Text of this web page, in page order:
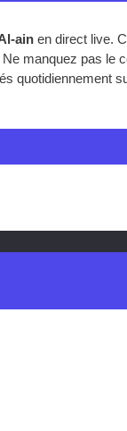
ain en direct live.
manquez pas le
quotidiennement